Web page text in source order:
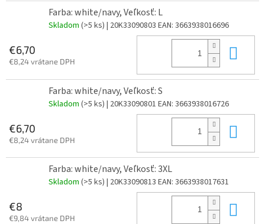
Farba: white/navy, Veľkosť: L
Skladom (>5 ks) | 20K33090803 EAN: 3663938016696
€6,70
€8,24 vrátane DPH
Farba: white/navy, Veľkosť: S
Skladom (>5 ks) | 20K33090801 EAN: 3663938016726
€6,70
€8,24 vrátane DPH
Farba: white/navy, Veľkosť: 3XL
Skladom (>5 ks) | 20K33090813 EAN: 3663938017631
€8
€9,84 vrátane DPH